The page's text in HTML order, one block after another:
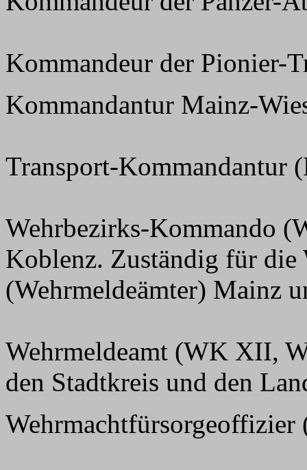
Kommandeur der Pionier-
Kommandantur Mainz-
Transport-Kommandantur
Wehrbezirks-Kommando
Koblenz. Zuständig für die
(Wehrmeldeämter) Mainz
Wehrmeldeamt (WK XII,
den Stadtkreis und den